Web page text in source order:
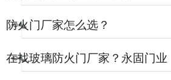
防火门厂家怎么选？
在找玻璃防火门厂家？永固门业
了解一下。